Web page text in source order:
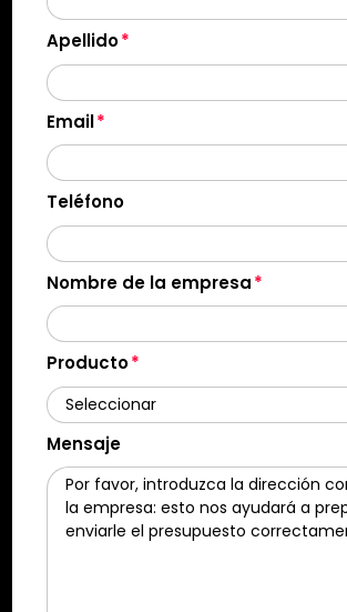
Apellido
Email
Teléfono
Nombre de la empresa
Producto
Mensaje